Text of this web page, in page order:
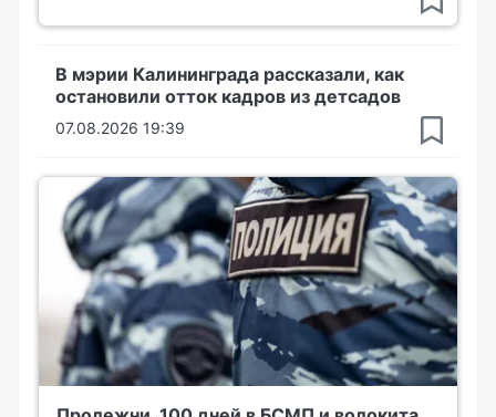
В мэрии Калининграда рассказали, как
остановили отток кадров из детсадов
07.08.2026 19:39